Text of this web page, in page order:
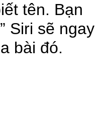
tên. Bạn
Siri sẽ ngay
bài đó.